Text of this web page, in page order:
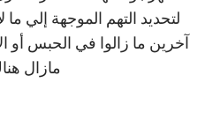
لتحديد التهم الموجهة إلي
آخرين ما زالوا في الحبس أو
مازال